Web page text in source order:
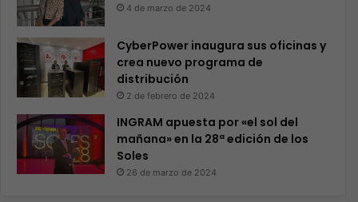
4 de marzo de 2024
CyberPower inaugura sus oficinas y
crea nuevo programa de
distribución
2 de febrero de 2024
INGRAM apuesta por «el sol del
mañana» en la 28ª edición de los
Soles
26 de marzo de 2024